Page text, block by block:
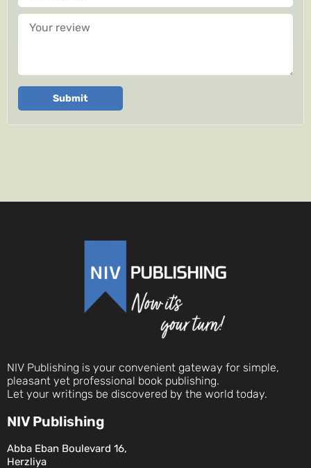
Your review
Submit
NIV Publishing is your convenient gateway for simple,
pleasant yet professional book publishing.
Let your writings be discovered by the world today.
NIV Publishing
Abba Eban Boulevard 16,
Herzliya